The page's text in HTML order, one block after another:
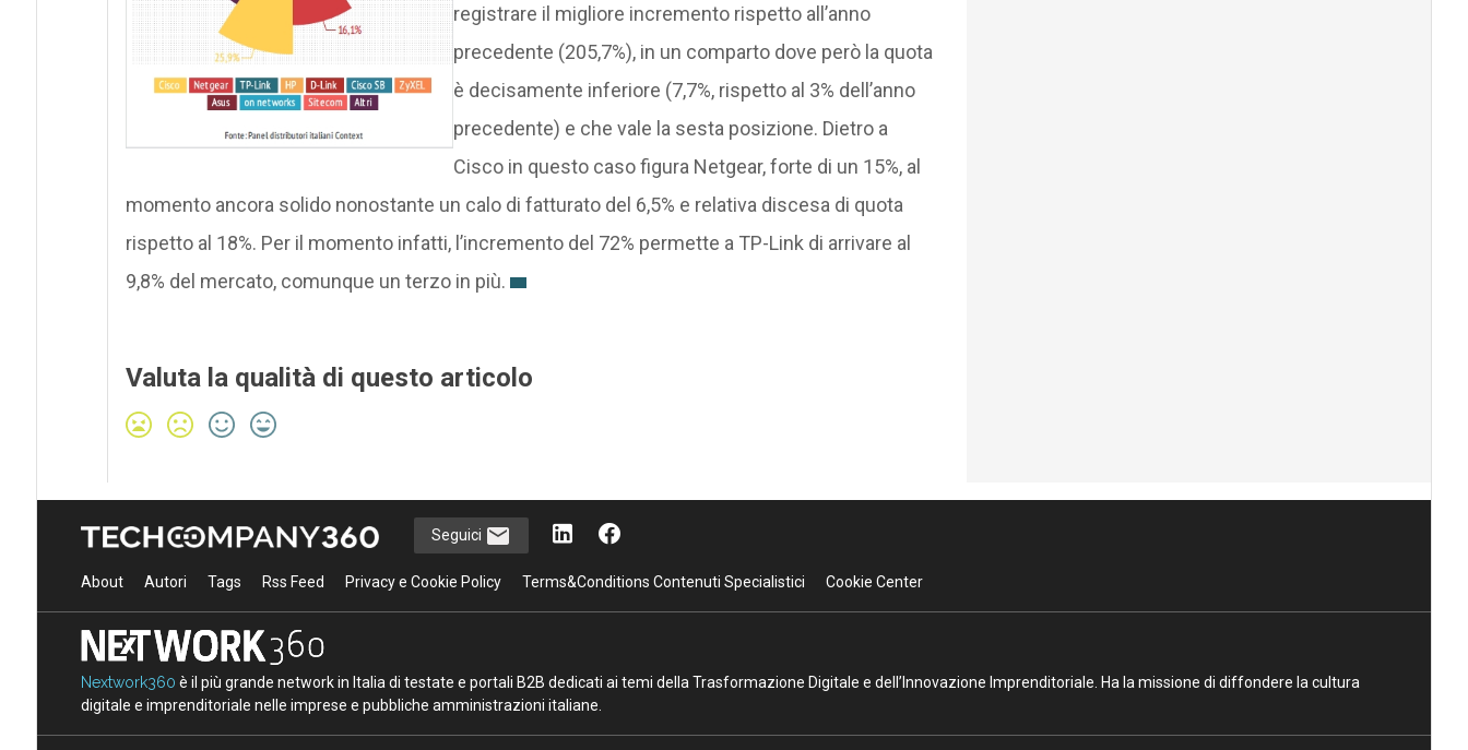
registrare il migliore incremento rispetto all’anno
precedente (205,7%), in un comparto dove però la quota
è decisamente inferiore (7,7%, rispetto al 3% dell’anno
precedente) e che vale la sesta posizione. Dietro a
Cisco in questo caso figura Netgear, forte di un 15%, al
momento ancora solido nonostante un calo di fatturato del 6,5% e relativa discesa di quota
rispetto al 18%. Per il momento infatti, l’incremento del 72% permette a TP-Link di arrivare al
9,8% del mercato, comunque un terzo in più.
Valuta la qualità di questo articolo
Seguici
About Autori Tags Rss Feed Privacy e Cookie Policy Terms&Conditions Contenuti Specialistici Cookie Center
Nextwork360 è il più grande network in Italia di testate e portali B2B dedicati ai temi della Trasformazione Digitale e dell’Innovazione Imprenditoriale. Ha la missione di diffondere la cultura
digitale e imprenditoriale nelle imprese e pubbliche amministrazioni italiane.